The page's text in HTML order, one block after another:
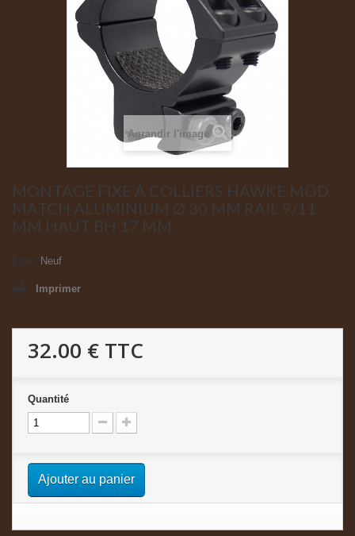
Agrandir l'image
MONTAGE FIXE À COLLIERS HAWKE MOD.
MATCH ALUMINIUM Ø 30 MM RAIL 9/11
MM HAUT BH 17 MM
Neuf
Imprimer
32.00 € TTC
Quantité
Ajouter au panier